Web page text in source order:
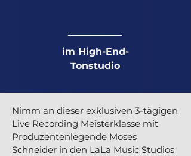
im High-End-
Tonstudio
Nimm an dieser exklusiven 3-tägigen
Live Recording Meisterklasse mit
Produzentenlegende Moses
Schneider in den LaLa Music Studios